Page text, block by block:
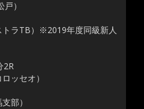
）
トラTB）※2019年度同級新人
2R
ッセオ）
部）